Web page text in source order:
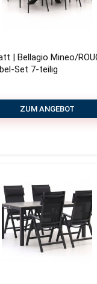
| Bellagio Mineo/
Set 7-teilig
ZUM ANGEBOT